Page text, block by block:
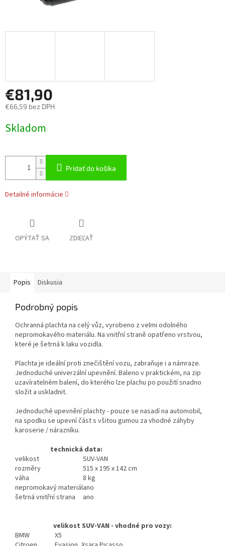
€81,90
€66,59 bez DPH
cena:
Skladom
Pridať do košíka
Detailné informácie
OPÝTAŤ SA ZDIEĽAŤ
Popis Diskusia
Podrobný popis
Ochranná plachta na celý vůz, vyrobeno z velmi odolného
nepromokavého materiálu. Na vnitřní straně opatřeno vrstvou,
které je šetrná k laku vozidla.
Plachta je ideální proti znečištění vozu, zabraňuje i a námraze.
Jednoduché univerzální upevnění. Baleno v praktickém, na zip
uzavíratelném balení, do kterého lze plachu po použití snadno
složit a uskladnit.
Jednoduché upevnění plachty - pouze se nasadí na automobil,
na spodku se upevní část s všitou gumou za vhodné záhyby
karoserie / nárazníku.
technická data:
velikost
SUV-VAN
rozměry
515 x 195 x 142 cm
váha
8 kg
nepromokavý materiálano
šetrná vnitřní strana
ano
velikost SUV-VAN - vhodné pro vozy:
BMW
X5